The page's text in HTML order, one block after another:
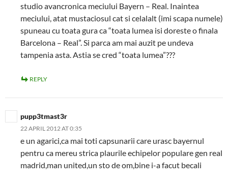
studio avancronica meciului Bayern – Real. Inaintea
meciului, atat mustaciosul cat si celalalt (imi scapa numele)
spuneau cu toata gura ca “toata lumea isi doreste o finala
Barcelona – Real”. Si parca am mai auzit pe undeva
tampenia asta. Astia se cred “toata lumea”???
REPLY
pupp3tmast3r
22 APRIL 2012 AT 0:35
e un agarici,ca mai toti capsunarii care urasc bayernul
pentru ca mereu strica plaurile echipelor populare gen real
madrid,man united,un sto de om,bine i-a facut becali